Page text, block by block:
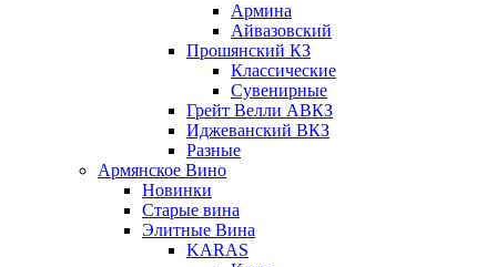
Армина
Айвазовский
Прошянский КЗ
Классические
Сувенирные
Грейт Велли АВКЗ
Иджеванский ВКЗ
Разные
Армянское Вино
Новинки
Старые вина
Элитные Вина
KARAS